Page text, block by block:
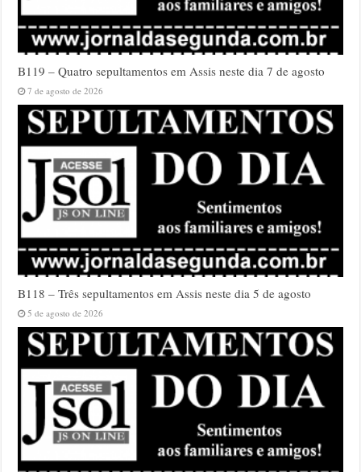
B119 – Quatro sepultamentos em Assis neste dia 7 de agosto
7 de agosto de 2026
B118 – Três sepultamentos em Assis neste dia 5 de agosto
5 de agosto de 2026